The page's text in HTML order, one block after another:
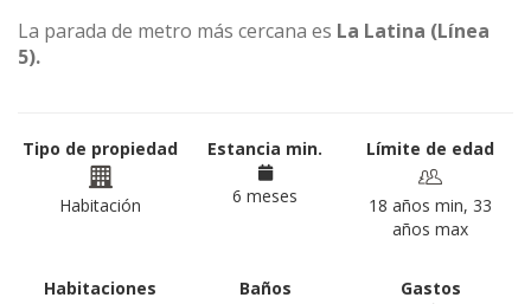
La parada de metro más cercana es La Latina (Línea
5).
Tipo de propiedad
Habitación
Estancia min.
6 meses
Límite de edad
18 años min, 33
años max
Habitaciones Baños Gastos